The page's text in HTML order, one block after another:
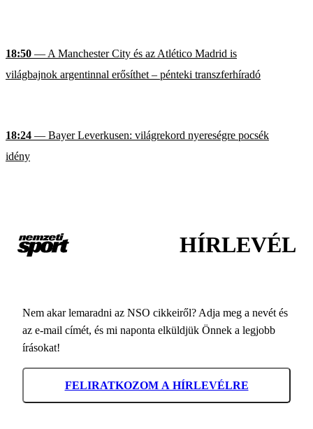
18:50 — A Manchester City és az Atlético Madrid is
világbajnok argentinnal erősíthet – pénteki transzferhíradó
18:24 — Bayer Leverkusen: világrekord nyereségre pocsék
idény
HÍRLEVÉL
Nem akar lemaradni az NSO cikkeiről? Adja meg a nevét és
az e-mail címét, és mi naponta elküldjük Önnek a legjobb
írásokat!
FELIRATKOZOM A HÍRLEVÉLRE